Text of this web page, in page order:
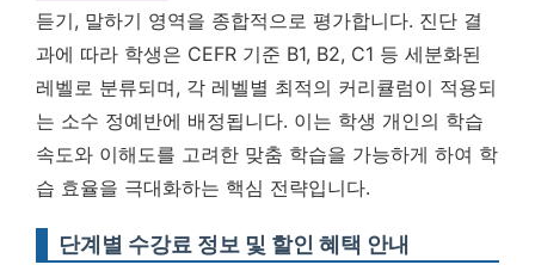
듣기, 말하기 영역을 종합적으로 평가합니다. 진단 결
과에 따라 학생은 CEFR 기준 B1, B2, C1 등 세분화된
레벨로 분류되며, 각 레벨별 최적의 커리큘럼이 적용되
는 소수 정예반에 배정됩니다. 이는 학생 개인의 학습
속도와 이해도를 고려한 맞춤 학습을 가능하게 하여 학
습 효율을 극대화하는 핵심 전략입니다.
단계별 수강료 정보 및 할인 혜택 안내